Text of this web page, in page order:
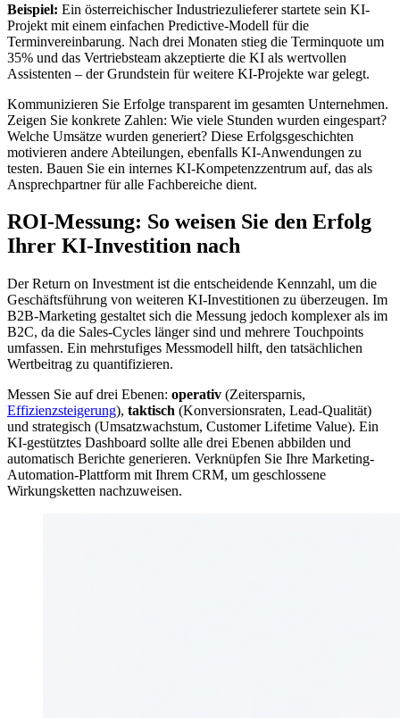
Beispiel: Ein österreichischer Industriezulieferer startete sein KI-
Projekt mit einem einfachen Predictive-Modell für die
Terminvereinbarung. Nach drei Monaten stieg die Terminquote um
35% und das Vertriebsteam akzeptierte die KI als wertvollen
Assistenten – der Grundstein für weitere KI-Projekte war gelegt.
Kommunizieren Sie Erfolge transparent im gesamten Unternehmen.
Zeigen Sie konkrete Zahlen: Wie viele Stunden wurden eingespart?
Welche Umsätze wurden generiert? Diese Erfolgsgeschichten
motivieren andere Abteilungen, ebenfalls KI-Anwendungen zu
testen. Bauen Sie ein internes KI-Kompetenzzentrum auf, das als
Ansprechpartner für alle Fachbereiche dient.
ROI-Messung: So weisen Sie den Erfolg
Ihrer KI-Investition nach
Der Return on Investment ist die entscheidende Kennzahl, um die
Geschäftsführung von weiteren KI-Investitionen zu überzeugen. Im
B2B-Marketing gestaltet sich die Messung jedoch komplexer als im
B2C, da die Sales-Cycles länger sind und mehrere Touchpoints
umfassen. Ein mehrstufiges Messmodell hilft, den tatsächlichen
Wertbeitrag zu quantifizieren.
Messen Sie auf drei Ebenen: operativ (Zeitersparnis,
Effizienzsteigerung), taktisch (Konversionsraten, Lead-Qualität)
und strategisch (Umsatzwachstum, Customer Lifetime Value). Ein
KI-gestütztes Dashboard sollte alle drei Ebenen abbilden und
automatisch Berichte generieren. Verknüpfen Sie Ihre Marketing-
Automation-Plattform mit Ihrem CRM, um geschlossene
Wirkungsketten nachzuweisen.